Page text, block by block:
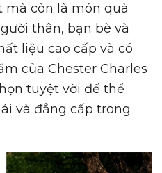
còn là món quà
thân, bạn bè và
liệu cao cấp và có
của Chester Charles
tuyệt vời để thể
và đẳng cấp trong